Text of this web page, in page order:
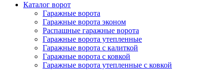
Каталог ворот
Гаражные ворота
Гаражные ворота эконом
Распашные гаражные ворота
Гаражные ворота утепленные
Гаражные ворота c калиткой
Гаражные ворота с ковкой
Гаражные ворота утепленные с ковкой